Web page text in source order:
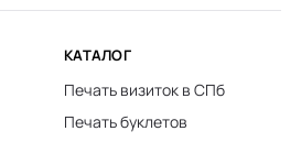
КАТАЛОГ
Печать визиток в СПб
Печать буклетов